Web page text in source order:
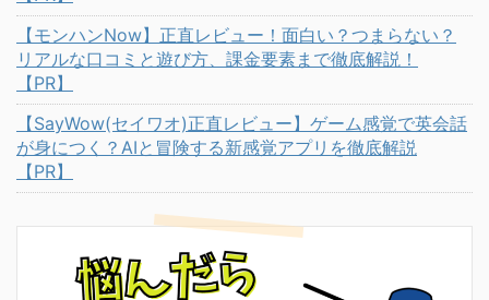
【モンハンNow】正直レビュー！面白い？つまらない？
リアルな口コミと遊び方、課金要素まで徹底解説！
【PR】
【SayWow(セイワオ)正直レビュー】ゲーム感覚で英会話
が身につく？AIと冒険する新感覚アプリを徹底解説
【PR】